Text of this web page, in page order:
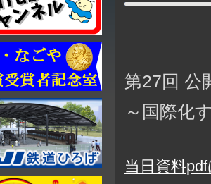
第27回 公
～国際化
当日資料